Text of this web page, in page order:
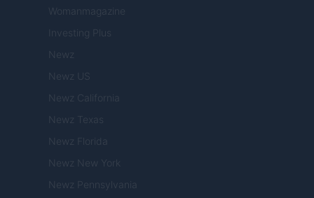
Womanmagazine
Investing Plus
Newz
Newz US
Newz California
Newz Texas
Newz Florida
Newz New York
Newz Pennsylvania